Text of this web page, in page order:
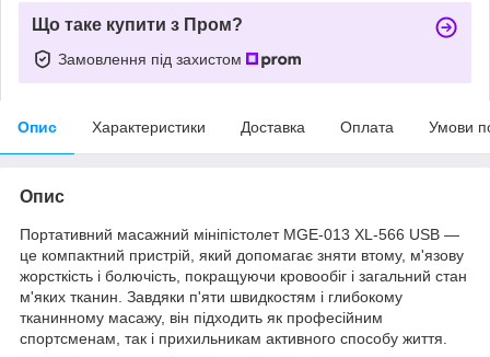
Що таке купити з Пром?
Замовлення під захистом
Опис Характеристики Доставка Оплата Умови
Опис
Портативний масажний мініпістолет MGE-013 XL-566 USB —
це компактний пристрій, який допомагає зняти втому, м'язову
жорсткість і болючість, покращуючи кровообіг і загальний стан
м'яких тканин. Завдяки п'яти швидкостям і глибокому
тканинному масажу, він підходить як професійним
спортсменам, так і прихильникам активного способу життя.